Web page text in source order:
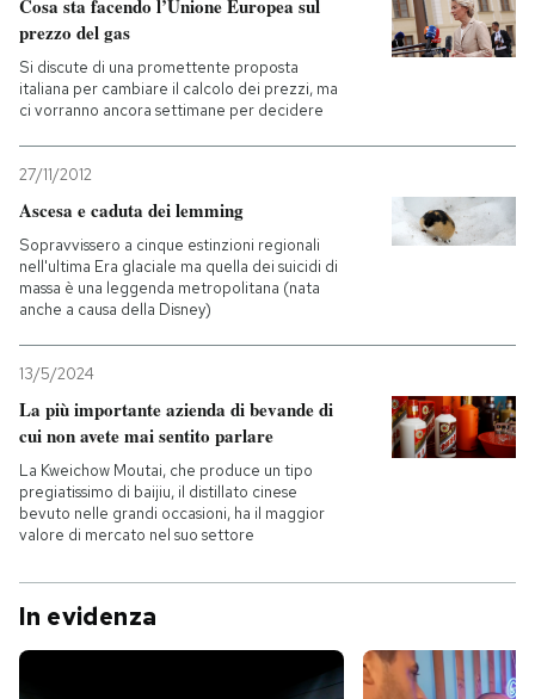
Cosa sta facendo l’Unione Europea sul
prezzo del gas
Si discute di una promettente proposta
italiana per cambiare il calcolo dei prezzi, ma
ci vorranno ancora settimane per decidere
27/11/2012
Ascesa e caduta dei lemming
Sopravvissero a cinque estinzioni regionali
nell'ultima Era glaciale ma quella dei suicidi di
massa è una leggenda metropolitana (nata
anche a causa della Disney)
13/5/2024
La più importante azienda di bevande di
cui non avete mai sentito parlare
La Kweichow Moutai, che produce un tipo
pregiatissimo di baijiu, il distillato cinese
bevuto nelle grandi occasioni, ha il maggior
valore di mercato nel suo settore
In evidenza